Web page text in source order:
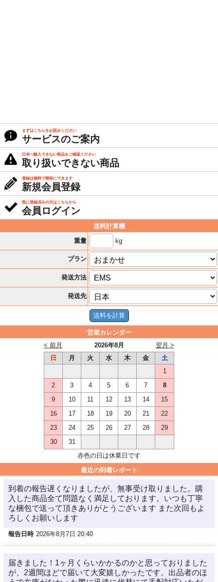
まずはこちらをお読みください
サービスのご案内
日本へ輸入できない商品をご確認ください
取り扱いできない商品
登録は無料で簡単にできます
新規会員登録
既に登録済みの方はこちらから
会員ログイン
送料計算機
重量
kg
プラン
発送方法
発送先
営業カレンダー
2026年8月
< 前月
翌月 >
日
月 火 水 木 金
土
1
2
3 4 5 6 7
8
9
10 11 12 13 14
15
16
17 18 19 20 21
22
23
24 25 26 27 28
29
30
31
赤色の日は休業日です
最近の到着レポート
到着の報告遅くなりましたが、無事受け取りました。購
入した商品全て問題なく満足しております。いつも丁寧
な梱包で送って頂きありがとうございます また次回もよ
ろしくお願いします
報告日時 2026年8月7日 20:40
届きました！1ヶ月くらいかかるのかと思っておりました
が、2週間ほどで届いて大変嬉しかったです。出品者のほ